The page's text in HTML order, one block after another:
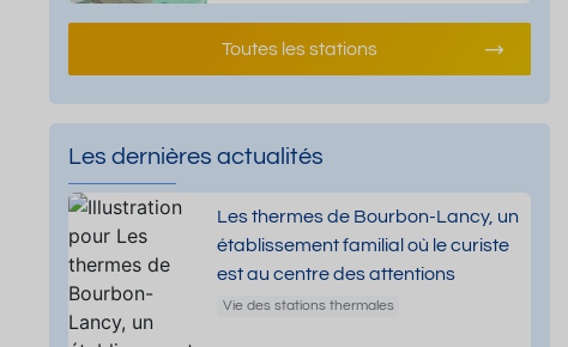
Toutes les stations
Les dernières actualités
Les thermes de Bourbon-Lancy, un
établissement familial où le curiste
est au centre des attentions
Vie des stations thermales